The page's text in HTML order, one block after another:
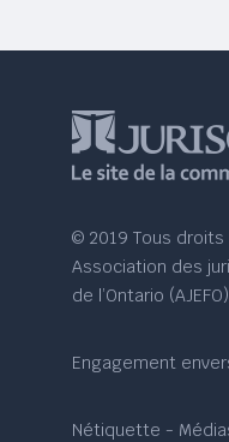
© 2019 Tous
Association des
de l’Ontario (AJEFO)
Engagement
Nétiquette -